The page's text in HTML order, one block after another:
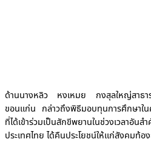
ด้านนางหลิว หงเหมย กงสุลใหญ่สาธา
ขอนแก่น กล่าวถึงพิธีมอบทุนการศึกษาใ
ที่ได้เข้าร่วมเป็นสักขีพยานในช่วงเวลาอัน
ประเทศไทย ได้คืนประโยชน์ให้แก่สังคมท้อ